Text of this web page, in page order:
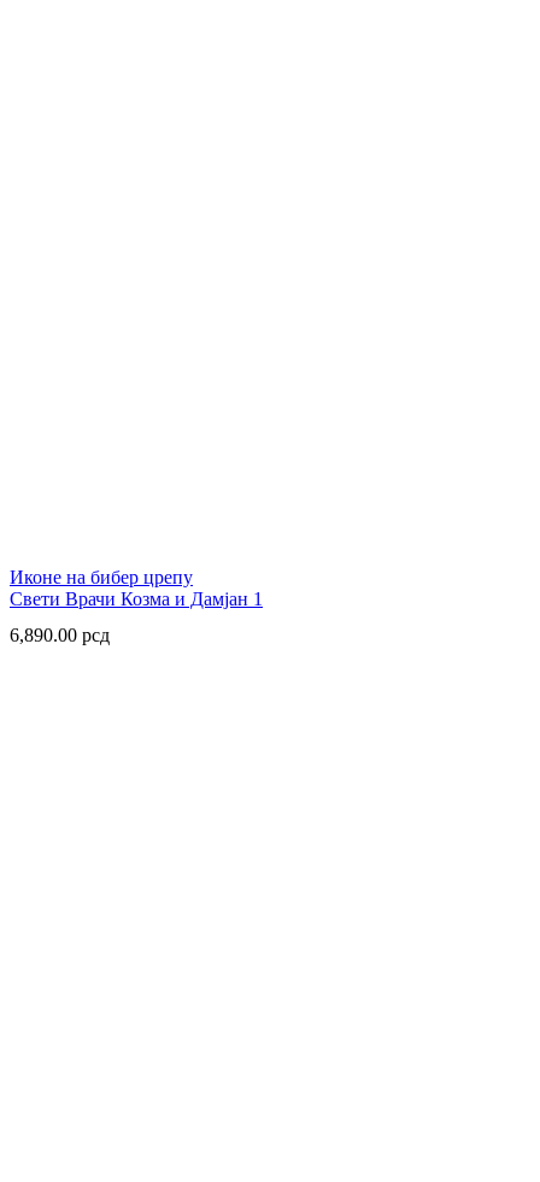
Иконе на бибер црепу
Свети Врачи Козма и Дамјан 1
6,890.00 рсд